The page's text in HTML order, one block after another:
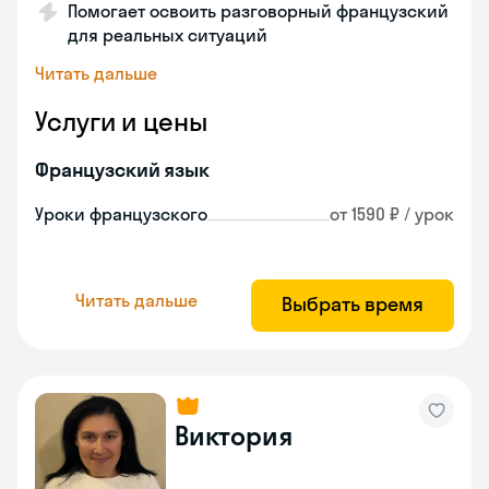
Помогает освоить разговорный французский
для реальных ситуаций
Читать дальше
Услуги и цены
Французский язык
Уроки французского от 1590 ₽ / урок
Читать дальше Выбрать время
Виктория